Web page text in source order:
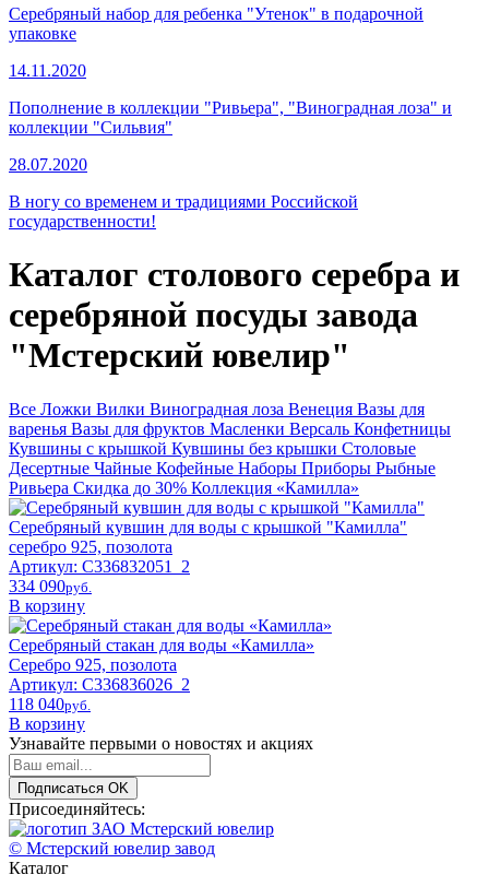
Серебряный набор для ребенка "Утенок" в подарочной
упаковке
14.11.2020
Пополнение в коллекции "Ривьера", "Виноградная лоза" и
коллекции "Сильвия"
28.07.2020
В ногу со временем и традициями Российской
государственности!
Каталог столового серебра и
серебряной посуды завода
"Мстерский ювелир"
Все Ложки Вилки Виноградная лоза Венеция Вазы для
варенья Вазы для фруктов Масленки Версаль Конфетницы
Кувшины с крышкой Кувшины без крышки Столовые
Десертные Чайные Кофейные Наборы Приборы Рыбные
Ривьера Скидка до 30% Коллекция «Камилла»
Серебряный кувшин для воды с крышкой "Камилла"
серебро 925, позолота
Артикул: С336832051_2
334 090pyб.
В корзину
Серебряный стакан для воды «Камилла»
Серебро 925, позолота
Артикул: С336836026_2
118 040pyб.
В корзину
Узнавайте первыми о новостях и акциях
Подписаться OK
Присоединяйтесь:
© Мстерский ювелир завод
Каталог